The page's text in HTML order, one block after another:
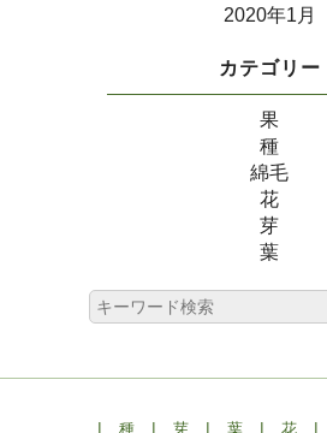
2020年1月
カテゴリー
果
種
綿毛
花
芽
葉
| 種| 芽| 葉| 花|